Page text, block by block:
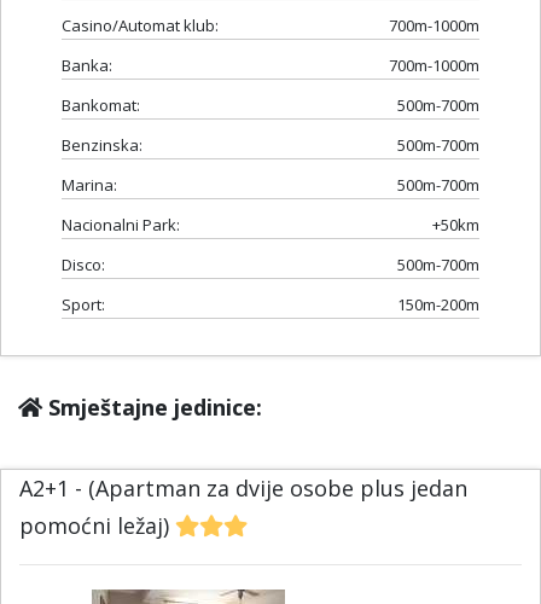
Casino/Automat klub:
700m-1000m
Banka:
700m-1000m
Bankomat:
500m-700m
Benzinska:
500m-700m
Marina:
500m-700m
Nacionalni Park:
+50km
Disco:
500m-700m
Sport:
150m-200m
Smještajne jedinice:
A2+1 - (Apartman za dvije osobe plus jedan
pomoćni ležaj)